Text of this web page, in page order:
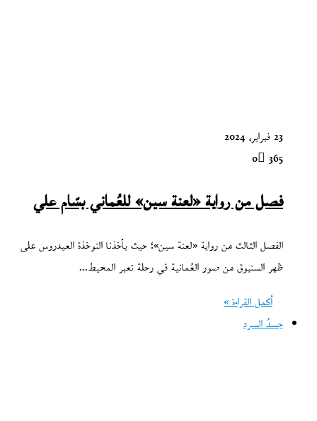
23 فبراير، 2024
0 365
فصل من رواية «لعنة سين» للعُماني بسّام علي
الفصل الثالث من رواية «لعنة سين»؛ حيث يأخذنا النوخذة العيدروس على
ظهر السنبوق من صور العُمانية في رحلة تعبر المحيط…
أكمل القراءة »
جسدُ السرد